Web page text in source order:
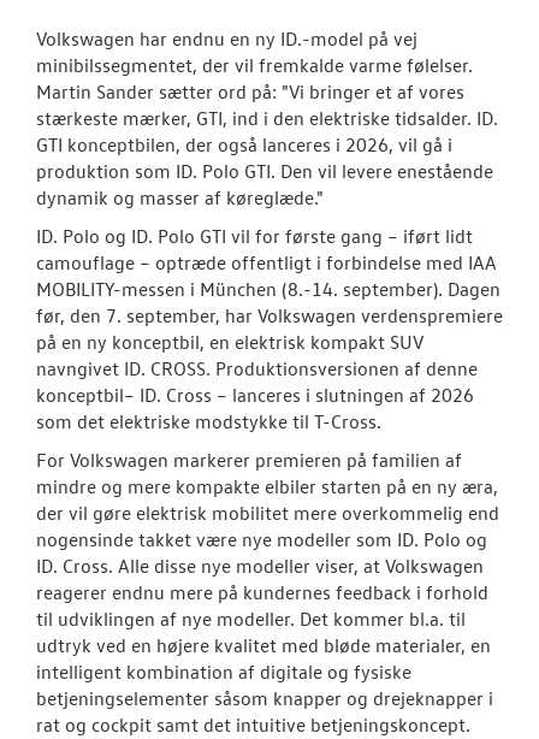
Volkswagen har endnu en ny ID.-model på vej
minibilssegmentet, der vil fremkalde varme følelser.
Martin Sander sætter ord på: "Vi bringer et af vores
stærkeste mærker, GTI, ind i den elektriske tidsalder. ID.
GTI konceptbilen, der også lanceres i 2026, vil gå i
produktion som ID. Polo GTI. Den vil levere enestående
dynamik og masser af køreglæde."
ID. Polo og ID. Polo GTI vil for første gang – iført lidt
camouflage – optræde offentligt i forbindelse med IAA
MOBILITY-messen i München (8.-14. september). Dagen
før, den 7. september, har Volkswagen verdenspremiere
på en ny konceptbil, en elektrisk kompakt SUV
navngivet ID. CROSS. Produktionsversionen af denne
konceptbil– ID. Cross – lanceres i slutningen af 2026
som det elektriske modstykke til T-Cross.
For Volkswagen markerer premieren på familien af
mindre og mere kompakte elbiler starten på en ny æra,
der vil gøre elektrisk mobilitet mere overkommelig end
nogensinde takket være nye modeller som ID. Polo og
ID. Cross. Alle disse nye modeller viser, at Volkswagen
reagerer endnu mere på kundernes feedback i forhold
til udviklingen af nye modeller. Det kommer bl.a. til
udtryk ved en højere kvalitet med bløde materialer, en
intelligent kombination af digitale og fysiske
betjeningselementer såsom knapper og drejeknapper i
rat og cockpit samt det intuitive betjeningskoncept.